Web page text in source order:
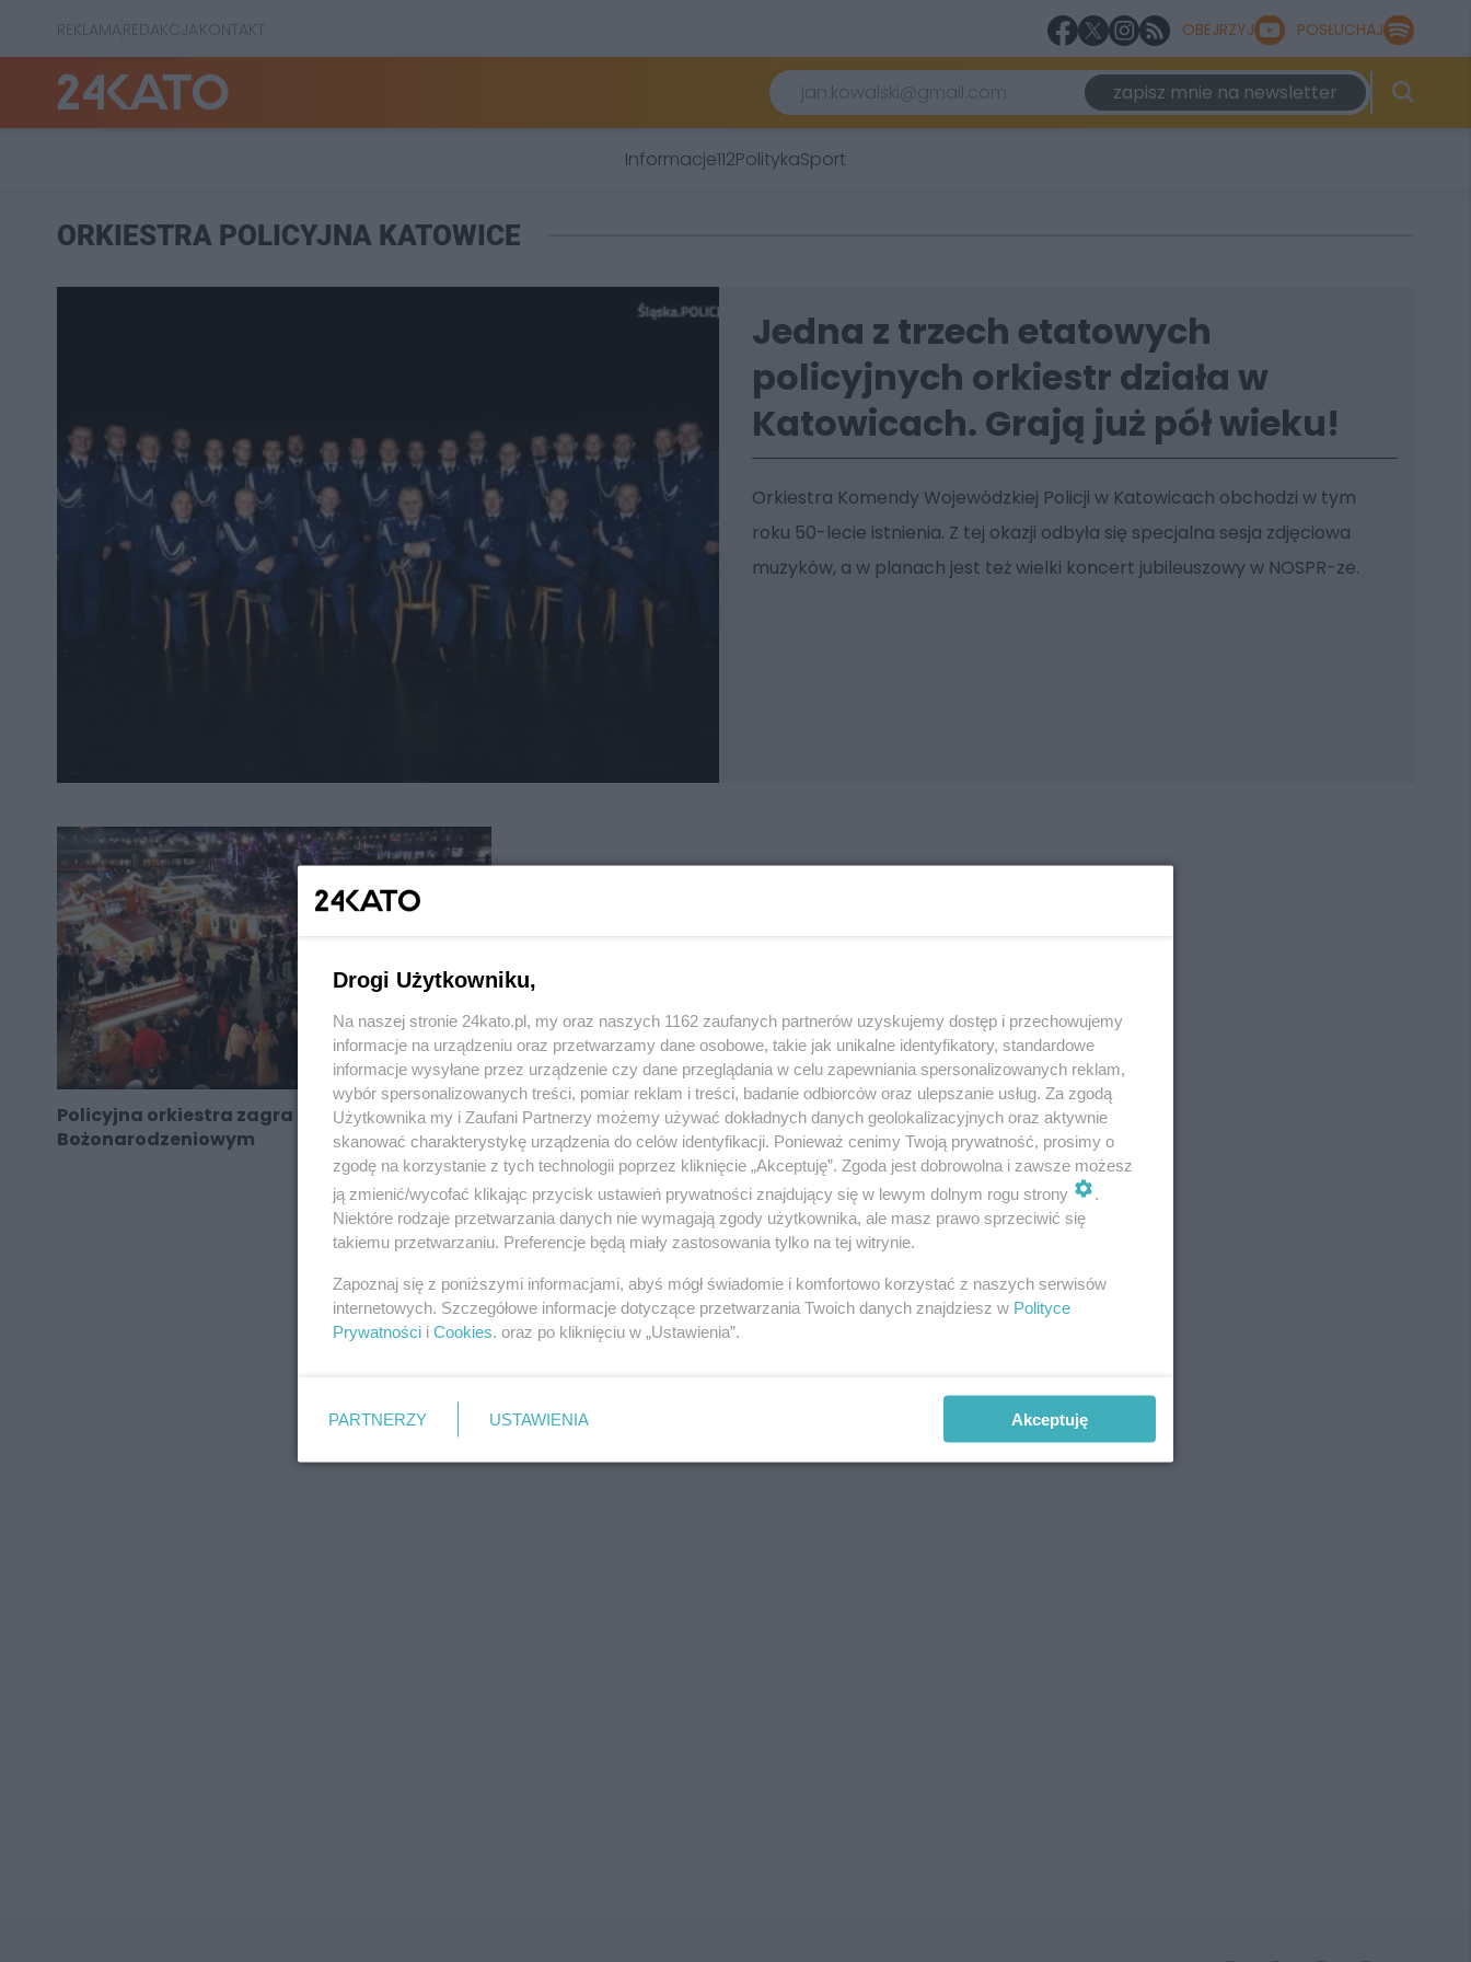
REKLAMAREDAKCJAKONTAKT OBEJRZYJ POSŁUCHAJ
zapisz mnie na newsletter
Informacje112PolitykaSport
ORKIESTRA POLICYJNA KATOWICE
Jedna z trzech etatowych
policyjnych orkiestr działa w
Katowicach. Grają już pół wieku!
Orkiestra Komendy Wojewódzkiej Policji w Katowicach obchodzi w tym
roku 50-lecie istnienia. Z tej okazji odbyła się specjalna sesja zdjęciowa
muzyków, a w planach jest też wielki koncert jubileuszowy w NOSPR-ze.
Policyjna orkiestra zagra na Jarmarku
Bożonarodzeniowym
REKLAMA
REKLAMA
Drogi Użytkowniku,
Na naszej stronie 24kato.pl, my oraz naszych 1162 zaufanych partnerów uzyskujemy dostęp i przechowujemy
informacje na urządzeniu oraz przetwarzamy dane osobowe, takie jak unikalne identyfikatory, standardowe
informacje wysyłane przez urządzenie czy dane przeglądania w celu zapewniania spersonalizowanych reklam,
wybór spersonalizowanych treści, pomiar reklam i treści, badanie odbiorców oraz ulepszanie usług. Za zgodą
Użytkownika my i Zaufani Partnerzy możemy używać dokładnych danych geolokalizacyjnych oraz aktywnie
skanować charakterystykę urządzenia do celów identyfikacji. Ponieważ cenimy Twoją prywatność, prosimy o
zgodę na korzystanie z tych technologii poprzez kliknięcie „Akceptuję”. Zgoda jest dobrowolna i zawsze możesz
ją zmienić/wycofać klikając przycisk ustawień prywatności znajdujący się w lewym dolnym rogu strony
.
Niektóre rodzaje przetwarzania danych nie wymagają zgody użytkownika, ale masz prawo sprzeciwić się
takiemu przetwarzaniu. Preferencje będą miały zastosowania tylko na tej witrynie.
Zapoznaj się z poniższymi informacjami, abyś mógł świadomie i komfortowo korzystać z naszych serwisów
internetowych. Szczegółowe informacje dotyczące przetwarzania Twoich danych znajdziesz w Polityce
Prywatności i Cookies. oraz po kliknięciu w „Ustawienia”.
PARTNERZY USTAWIENIA Akceptuję